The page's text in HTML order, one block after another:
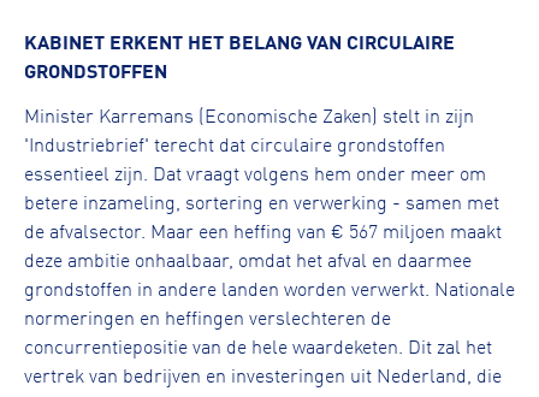
KABINET ERKENT HET BELANG VAN CIRCULAIRE
GRONDSTOFFEN
Minister Karremans (Economische Zaken) stelt in zijn
'Industriebrief' terecht dat circulaire grondstoffen
essentieel zijn. Dat vraagt volgens hem onder meer om
betere inzameling, sortering en verwerking - samen met
de afvalsector. Maar een heffing van € 567 miljoen maakt
deze ambitie onhaalbaar, omdat het afval en daarmee
grondstoffen in andere landen worden verwerkt. Nationale
normeringen en heffingen verslechteren de
concurrentiepositie van de hele waardeketen. Dit zal het
vertrek van bedrijven en investeringen uit Nederland, die